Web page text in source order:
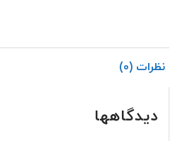
نظرات (0)
دیدگاهها